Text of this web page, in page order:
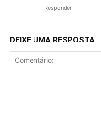
Responder
DEIXE UMA RESPOSTA